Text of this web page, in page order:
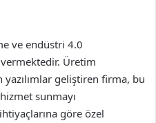
ve endüstri 4.0
Üretim
geliştiren firma, bu
sunmayı
göre özel